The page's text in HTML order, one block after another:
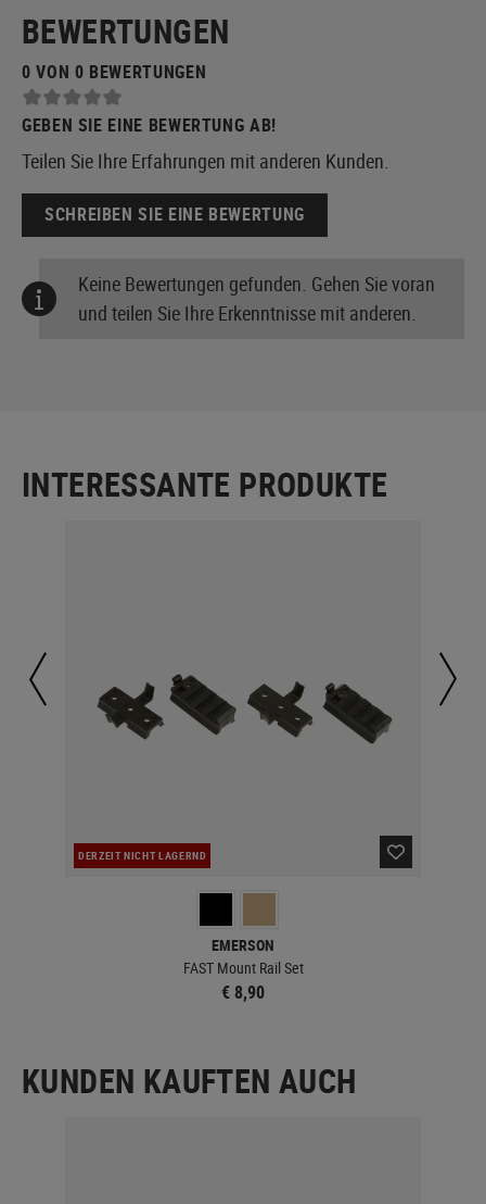
BEWERTUNGEN
0 VON 0 BEWERTUNGEN
GEBEN SIE EINE BEWERTUNG AB!
Teilen Sie Ihre Erfahrungen mit anderen Kunden.
SCHREIBEN SIE EINE BEWERTUNG
Keine Bewertungen gefunden. Gehen Sie voran
und teilen Sie Ihre Erkenntnisse mit anderen.
INTERESSANTE PRODUKTE
DERZEIT NICHT LAGERND
EMERSON
FAST Mount Rail Set
€ 8,90
KUNDEN KAUFTEN AUCH